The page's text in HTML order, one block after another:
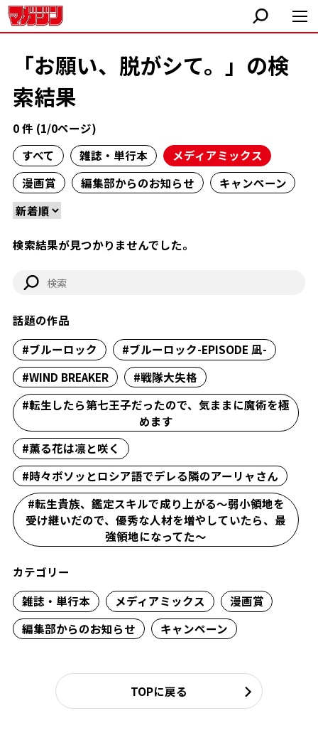
「お願い、脱がシて。」の検
索結果
0 件 (1/0ページ)
すべて
雑誌・単行本
メディアミックス
漫画賞
編集部からのお知らせ キャンペーン
検索結果が見つかりませんでした。
話題の作品
#ブルーロック
#ブルーロック-EPISODE 凪-
#WIND BREAKER
#戦隊大失格
#転生したら第七王子だったので、気ままに魔術を極
めます
#薫る花は凛と咲く
#時々ボソッとロシア語でデレる隣のアーリャさん
#転生貴族、鑑定スキルで成り上がる～弱小領地を
受け継いだので、優秀な人材を増やしていたら、最
強領地になってた～
カテゴリー
雑誌・単行本
メディアミックス
漫画賞
編集部からのお知らせ
キャンペーン
TOPに戻る